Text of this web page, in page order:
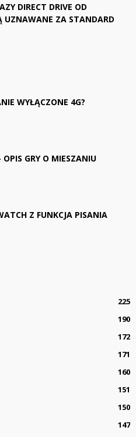
DIRECT DRIVE OD
UZNAWANE ZA STANDARD
WYŁĄCZONE 4G?
OPIS GRY O MIESZANIU
Z FUNKCJA PISANIA
225
190
172
171
160
151
150
147